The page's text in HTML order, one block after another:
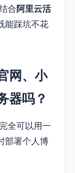
合阿里云活
能踩坑不花
网、小
器吗？
全可以用一
部署个人博